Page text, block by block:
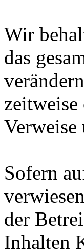
Wir
das
Sofern
der
Inhalten